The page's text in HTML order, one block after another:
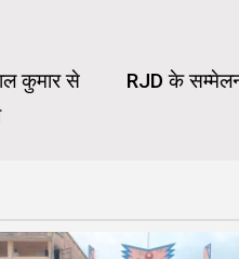
कुमार से
RJD के